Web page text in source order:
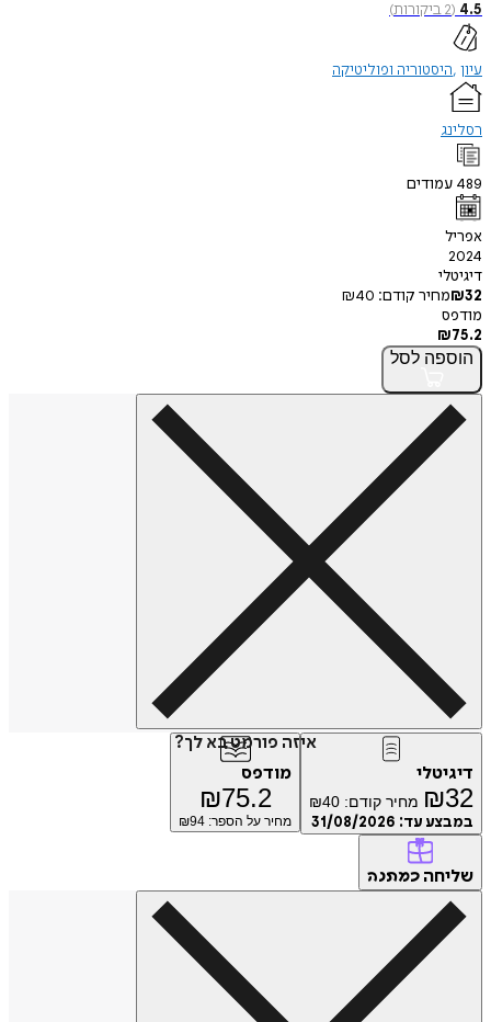
4.5
(
2ביקורות)
עיון היסטוריה ופוליטיקה
רסלינג
489 עמודים
אפריל
2024
דיגיטלי
₪32 מחיר קודם: ₪40
מודפס
₪75.2
הוספה לסל
איזה פורמט בא לך?
דיגיטלי
₪32 מחיר קודם: ₪40
במבצע עד: 31/08/2026
מודפס
₪75.2
מחיר על הספר: ₪ 94
שליחה כמתנה